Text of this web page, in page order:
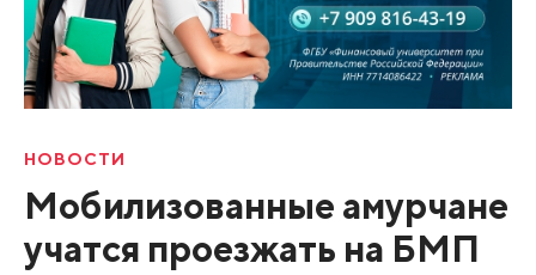
НОВОСТИ
Мобилизованные амурчане
учатся проезжать на БМП